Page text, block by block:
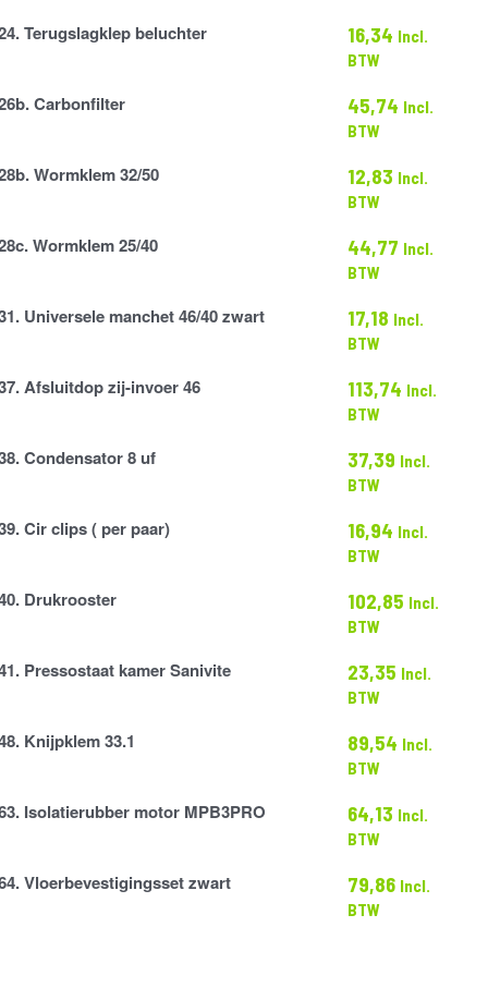
Terugslagklep beluchter 16,34 Incl.
BTW
Carbonfilter 45,74 Incl.
BTW
Wormklem 32/50 12,83 Incl.
BTW
Wormklem 25/40 44,77 Incl.
BTW
Universele manchet 46/40 zwart 17,18 Incl.
BTW
Afsluitdop zij-invoer 46 113,74 Incl.
BTW
Condensator 8 uf 37,39 Incl.
BTW
Cir clips ( per paar) 16,94 Incl.
BTW
Drukrooster 102,85 Incl.
BTW
Pressostaat kamer Sanivite 23,35 Incl.
BTW
Knijpklem 33.1 89,54 Incl.
BTW
Isolatierubber motor MPB3PRO 64,13 Incl.
BTW
Vloerbevestigingsset zwart 79,86 Incl.
BTW